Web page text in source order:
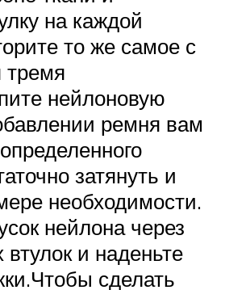
на каждой
то же самое с
тремя
нейлоновую
ремня вам
затянуть и
необходимости.
нейлона через
втулок и наденьте
сделать